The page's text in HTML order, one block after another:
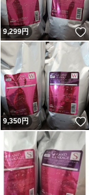
いいね！
9,299円
いいね！
9,350円